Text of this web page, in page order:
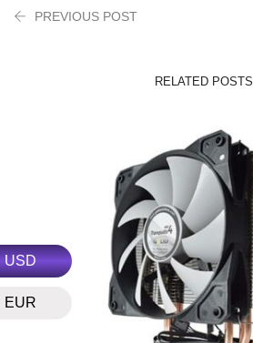
USD
EUR
PREVIOUS POST
RELATED POSTS